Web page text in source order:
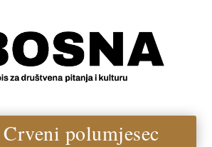
Crveni polumjesec